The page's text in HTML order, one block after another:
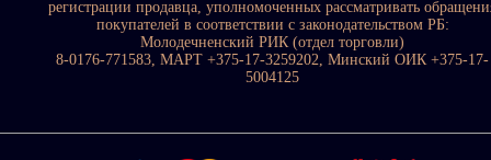
регистрации продавца, уполномоченных рассматривать
покупателей в соответствии с законодательством РБ:
Молодечненский РИК (отдел торговли)
8-0176-771583, МАРТ +375-17-3259202, Минский ОИК +375-17-
5004125